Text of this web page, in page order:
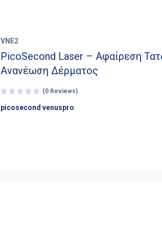
VNE2
PicoSecond Laser – Αφαίρεση
Ανανέωση Δέρματος
(0 Reviews)
picosecond venuspro